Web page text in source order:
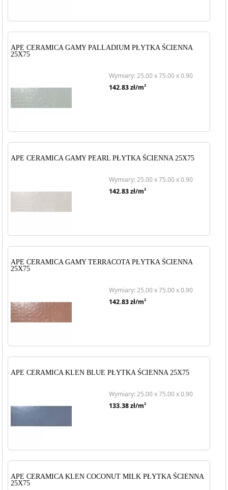
APE CERAMICA GAMY PALLADIUM PŁYTKA ŚCIENNA
25X75
Wymiary: 25.00 x 75.00 x 0.90
142.83zł/m2
APE CERAMICA GAMY PEARL PŁYTKA ŚCIENNA 25X75
Wymiary: 25.00 x 75.00 x 0.90
142.83zł/m2
APE CERAMICA GAMY TERRACOTA PŁYTKA ŚCIENNA
25X75
Wymiary: 25.00 x 75.00 x 0.90
142.83zł/m2
APE CERAMICA KLEN BLUE PŁYTKA ŚCIENNA 25X75
Wymiary: 25.00 x 75.00 x 0.90
133.38zł/m2
APE CERAMICA KLEN COCONUT MILK PŁYTKA ŚCIENNA
25X75